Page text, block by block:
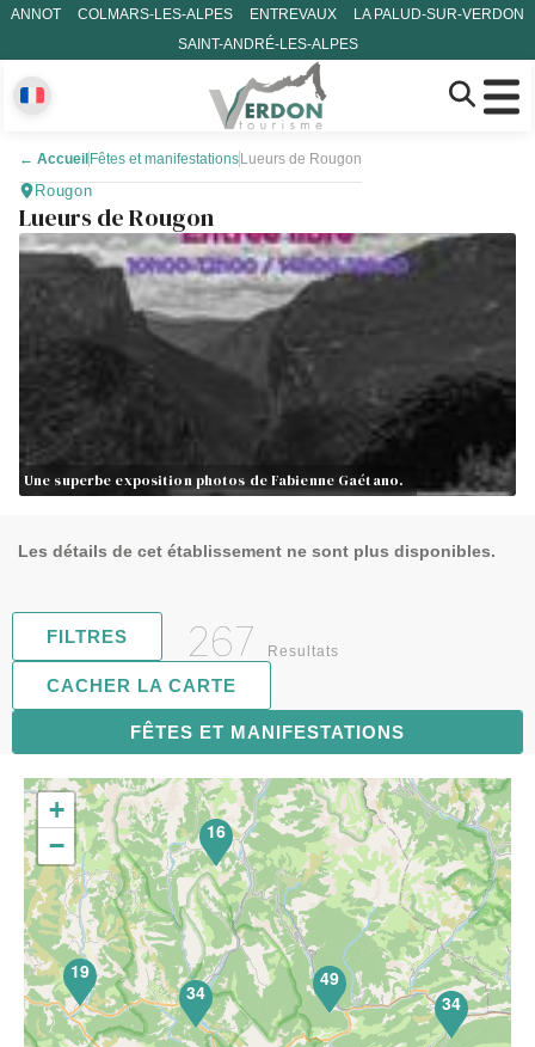
ANNOT COLMARS-LES-ALPES ENTREVAUX
LA PALUD-SUR-VERDON
SAINT-ANDRÉ-LES-ALPES
← Accueil Fêtes et manifestations Lueurs de Rougon
Rougon
Lueurs de Rougon
Une superbe exposition photos de Fabienne Gaétano.
Les détails de cet établissement ne sont plus disponibles.
FILTRES 267 Resultats
FÊTES ET MANIFESTATIONS
CACHER LA CARTE
19
34
49
34
16
68
+
−